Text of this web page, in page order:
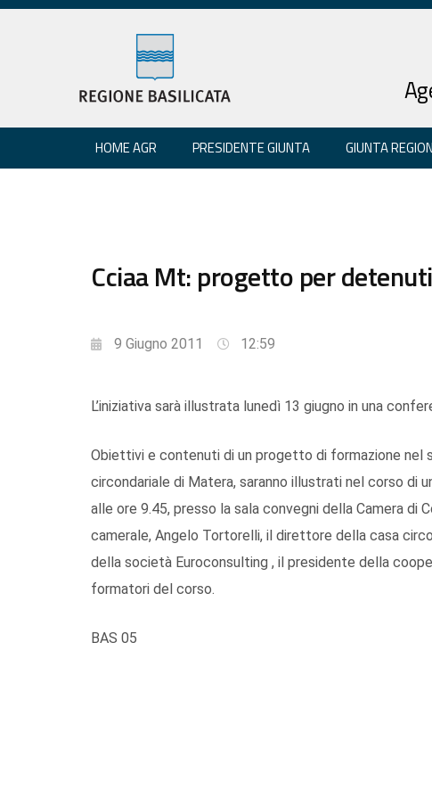
HOME AGR PRESIDENTE GIUNTA GIUNTA
Cciaa Mt: progetto per
9 Giugno 2011 12:59
L’iniziativa sarà illustrata lunedì 13 giugno in una
Obiettivi e contenuti di un progetto di formazione nel
circondariale di Matera, saranno illustrati nel corso di
alle ore 9.45, presso la sala convegni della Camera di
camerale, Angelo Tortorelli, il direttore della casa
della società Euroconsulting , il presidente della
formatori del corso.
BAS 05